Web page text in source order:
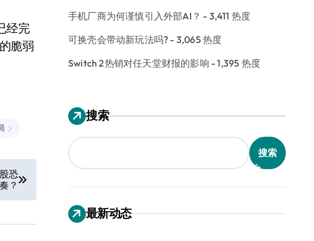
经完
脆弱
恐
？
手机厂商为何谨慎引入外部AI？ - 3,411 热度
可换壳会带动新玩法吗? - 3,065 热度
Switch 2热销对任天堂财报的影响 - 1,395 热度
搜索
搜索
最新动态